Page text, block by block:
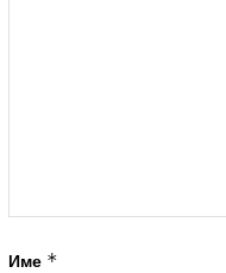
Име *